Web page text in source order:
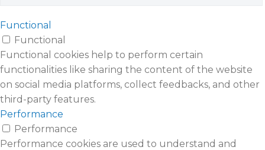
Functional
Functional
Functional cookies help to perform certain
functionalities like sharing the content of the website
on social media platforms, collect feedbacks, and other
third-party features.
Performance
Performance
Performance cookies are used to understand and